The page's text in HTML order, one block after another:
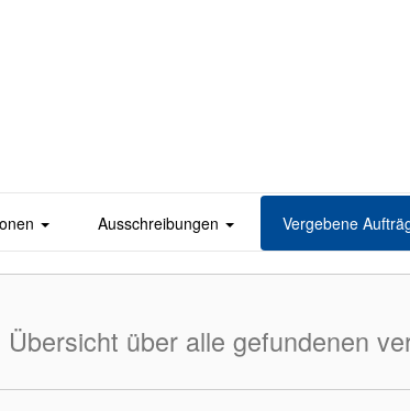
Ausschreibungen Vergebene
Übersicht über alle gefundenen